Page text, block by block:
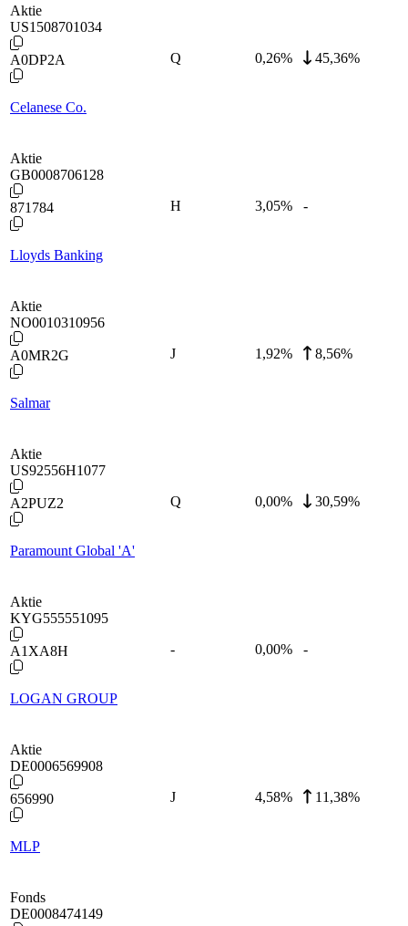
Aktie
US1508701034
A0DP2A
Celanese Co.
Q 0,26% 45,36%
Aktie
GB0008706128
871784
Lloyds Banking
H 3,05% -
Aktie
NO0010310956
A0MR2G
Salmar
J 1,92% 8,56%
Aktie
US92556H1077
A2PUZ2
Paramount Global 'A'
Q 0,00% 30,59%
Aktie
KYG555551095
A1XA8H
LOGAN GROUP
- 0,00% -
Aktie
DE0006569908
656990
MLP
J 4,58% 11,38%
Fonds
DE0008474149